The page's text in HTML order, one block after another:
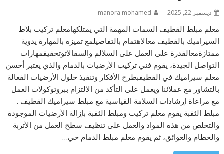
ديسمبر 22, 2025 manora mohamed
معلم مبلط القطيف السمات المهمة التي يمتلكهامعلم تركيب بلاط
السيراميك بالقطيف معالاهتمام بالتفاصيلمع تميزه بالمهارة يدوية
ممتازةمعالقدرة على العمل على السلالم والسقالاتوتحقيقمهارات
التواصل الجيدة، يقوم فني تركيب الأرضيات بالدمام والذي يعتبر أحسن
معلم سيراميك في القطيفبطرح الأفكار وتنفيذ حلول الأرضيات الفعالة
بالتشاور مع عملائنا ويعمل على التأكد من الالتزام ببروتوكولات العمل
مع مراعاة إرشادات السلامة القياسية مع مبلط سيراميك القطيف .
مبلط الثقبة يقوم معلم تركيب ومبلط الثقبة بإزالة الأرضيات الموجودة
والتخلص من هذه المواد والعمل على تنظيف سطح العمل من الأتربة
والحطام والعوائق، ثم يقوم معلم مبلط الدمام حي…